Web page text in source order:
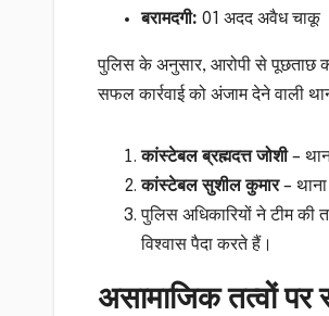
बरामदगी: 01 अदद अवैध चाकू
पुलिस के अनुसार, आरोपी से पूछताछ
सफल कार्रवाई को अंजाम देने वाली
कांस्टेबल ब्रह्मदत्त जोशी–
कांस्टेबल सुशील कुमार–
पुलिस अधिकारियों ने टीम की
विश्वास पैदा करते हैं।
असामाजिक तत्वों पर